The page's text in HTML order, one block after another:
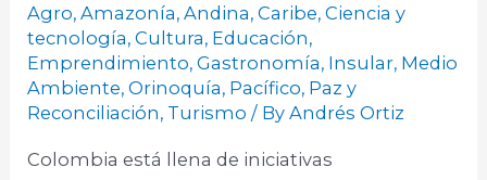
Agro,Amazonía,Andina,Caribe,Ciencia y
tecnología,Cultura, Educación,
Emprendimiento,Gastronomía, Insular, Medio
Ambiente,Orinoquía, Pacífico, Paz y
Reconciliación, Turismo / ByAndrés Ortiz
Colombia está llena de iniciativas